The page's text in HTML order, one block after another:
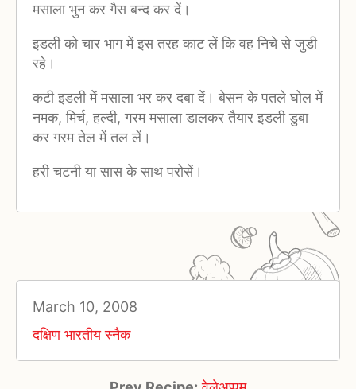
मसाला भुन कर गैस बन्द कर दें।
इडली को चार भाग में इस तरह काट लें कि वह निचे से जुडी
रहे।
कटी इडली में मसाला भर कर दबा दें। बेसन के पतले घोल में
नमक, मिर्च, हल्दी, गरम मसाला डालकर तैयार इडली डुबा
कर गरम तेल में तल लें।
हरी चटनी या सास के साथ परोसें।
March 10, 2008
दक्षिण भारतीय स्नैक